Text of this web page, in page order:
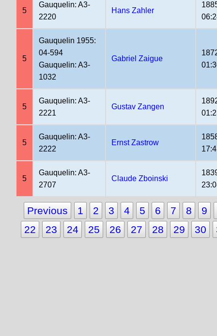
5
Gauquelin: A3-
2220
Hans Zahler
5
Gauquelin 1955:
04-594
Gauquelin: A3-
1032
Gabriel Zaigue
5
Gauquelin: A3-
2221
Gustav Zangen
5
Gauquelin: A3-
2222
Ernst Zastrow
5
Gauquelin: A3-
2707
Claude Zboinski
Previous 1 2 3 4 5 6 7 8
9
22
23 24 25 26 27 28 29 30